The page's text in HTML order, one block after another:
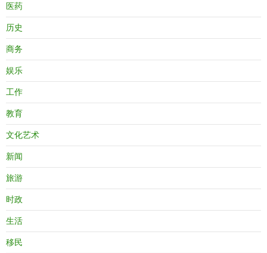
医药
历史
商务
娱乐
工作
教育
文化艺术
新闻
旅游
时政
生活
移民